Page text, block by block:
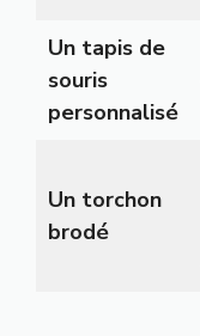
Un tapis de
souris
personnalisé
Un torchon
brodé